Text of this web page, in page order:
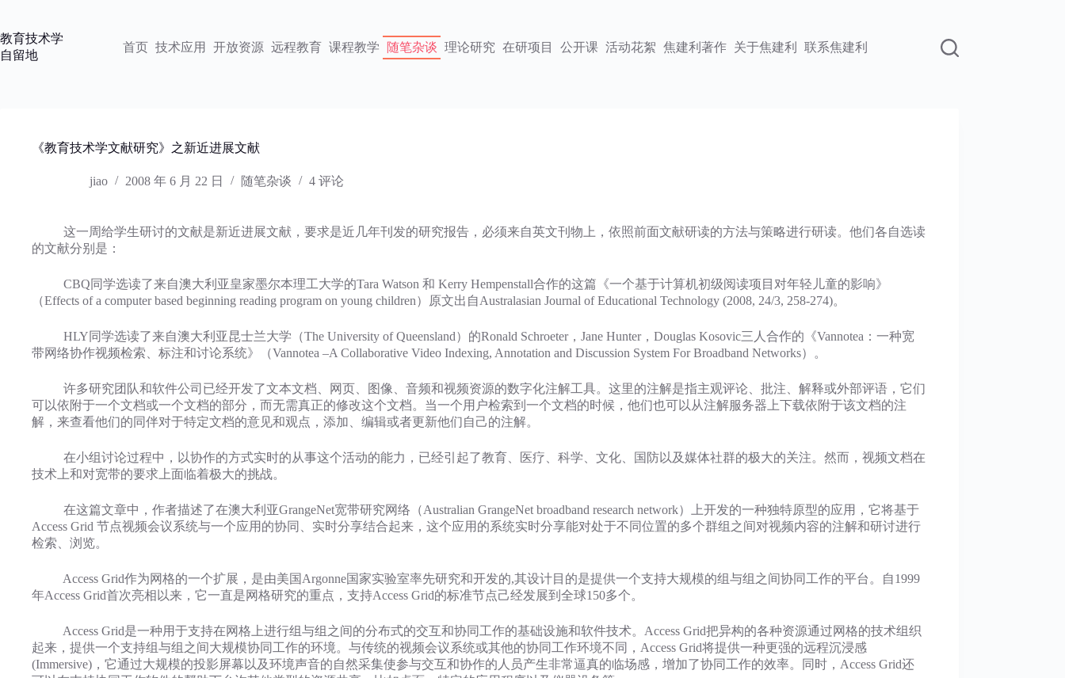
内
容
教育技术学
自留地
首页 技术应用 开放资源 远程教育 课程教学 随笔杂谈 理论研究 在研项目 公开课 活动花絮 焦建利著作 关于焦建利 联系焦建利
《教育技术学文献研究》之新近进展文献
jiao 2008 年 6 月 22 日 随笔杂谈 4 评论
这一周给学生研讨的文献是新近进展文献，要求是近几年刊发的研究报告，必须来自英文刊物上，依照前面文献研读的方法与策略进行研读。他们各自选读
的文献分别是：
CBQ同学选读了来自澳大利亚皇家墨尔本理工大学的Tara Watson 和 Kerry Hempenstall合作的这篇《一个基于计算机初级阅读项目对年轻儿童的影响》
（Effects of a computer based beginning reading program on young children）原文出自Australasian Journal of Educational Technology (2008, 24/3, 258-274)。
HLY同学选读了来自澳大利亚昆士兰大学（The University of Queensland）的Ronald Schroeter，Jane Hunter，Douglas Kosovic三人合作的《Vannotea：一种宽
带网络协作视频检索、标注和讨论系统》（Vannotea –A Collaborative Video Indexing, Annotation and Discussion System For Broadband Networks）。
许多研究团队和软件公司已经开发了文本文档、网页、图像、音频和视频资源的数字化注解工具。这里的注解是指主观评论、批注、解释或外部评语，它们
可以依附于一个文档或一个文档的部分，而无需真正的修改这个文档。当一个用户检索到一个文档的时候，他们也可以从注解服务器上下载依附于该文档的注
解，来查看他们的同伴对于特定文档的意见和观点，添加、编辑或者更新他们自己的注解。
在小组讨论过程中，以协作的方式实时的从事这个活动的能力，已经引起了教育、医疗、科学、文化、国防以及媒体社群的极大的关注。然而，视频文档在
技术上和对宽带的要求上面临着极大的挑战。
在这篇文章中，作者描述了在澳大利亚GrangeNet宽带研究网络（Australian GrangeNet broadband research network）上开发的一种独特原型的应用，它将基于
Access Grid 节点视频会议系统与一个应用的协同、实时分享结合起来，这个应用的系统实时分享能对处于不同位置的多个群组之间对视频内容的注解和研讨进行
检索、浏览。
Access Grid作为网格的一个扩展，是由美国Argonne国家实验室率先研究和开发的,其设计目的是提供一个支持大规模的组与组之间协同工作的平台。自1999
年Access Grid首次亮相以来，它一直是网格研究的重点，支持Access Grid的标准节点己经发展到全球150多个。
Access Grid是一种用于支持在网格上进行组与组之间的分布式的交互和协同工作的基础设施和软件技术。Access Grid把异构的各种资源通过网格的技术组织
起来，提供一个支持组与组之间大规模协同工作的环境。与传统的视频会议系统或其他的协同工作环境不同，Access Grid将提供一种更强的远程沉浸感
(Immersive)，它通过大规模的投影屏幕以及环境声音的自然采集使参与交互和协作的人员产生非常逼真的临场感，增加了协同工作的效率。同时，Access Grid还